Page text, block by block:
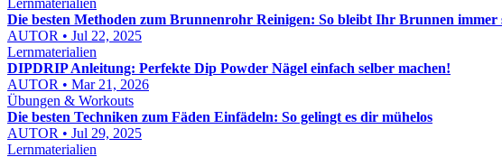
Lernmaterialien
Die besten Methoden zum Brunnenrohr Reinigen: So bleibt Ihr Brunnen immer
AUTOR • Jul 22, 2025
Lernmaterialien
DIPDRIP Anleitung: Perfekte Dip Powder Nägel einfach selber machen!
AUTOR • Mar 21, 2026
Übungen & Workouts
Die besten Techniken zum Fäden Einfädeln: So gelingt es dir mühelos
AUTOR • Jul 29, 2025
Lernmaterialien